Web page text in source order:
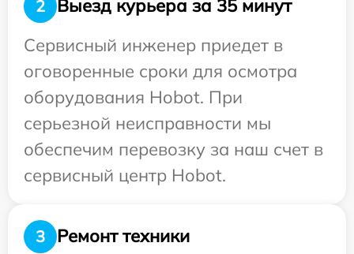
2
Выезд курьера за 35 минут
Сервисный инженер приедет в
оговоренные сроки для осмотра
оборудования Hobot. При
серьезной неисправности мы
обеспечим перевозку за наш счет в
сервисный центр Hobot.
3
Ремонт техники